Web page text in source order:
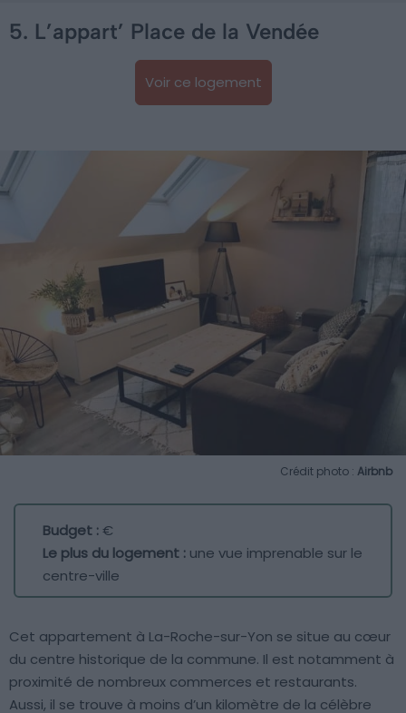
5. L’appart’ Place de la Vendée
Voir ce logement
Crédit photo : Airbnb
Budget :€
Le plus du logement : une vue imprenable sur le
centre-ville
Cet appartement à La-Roche-sur-Yon se situe au cœur
du centre historique de la commune. Il est notamment à
proximité de nombreux commerces et restaurants.
Aussi, il se trouve à moins d’un kilomètre de la célèbre